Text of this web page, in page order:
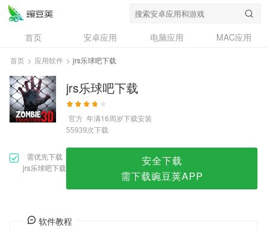
首页 安卓应用 电脑应用
MAC应用
资讯
专题
问答
首页 > 应用软件 > jrs乐球吧下载
jrs乐球吧下载
官方 年满16周岁下载安装
55939次下载
需优先下载
jrs乐球吧下载
安全下载
需下载豌豆荚APP
软件教程